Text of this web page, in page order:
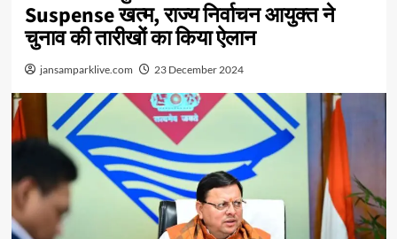
Suspense खत्म, राज्य निर्वाचन आयुक्त ने
चुनाव की तारीखों का किया ऐलान
jansamparklive.com 23 December 2024